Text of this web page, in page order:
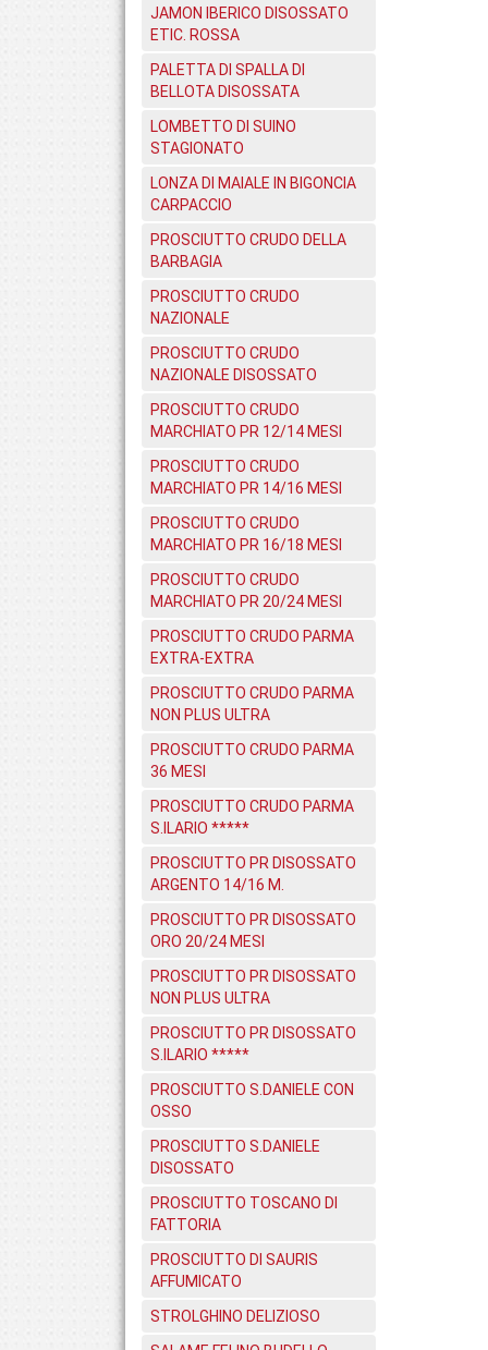
JAMON IBERICO DISOSSATO
ETIC. ROSSA
PALETTA DI SPALLA DI
BELLOTA DISOSSATA
LOMBETTO DI SUINO
STAGIONATO
LONZA DI MAIALE IN BIGONCIA
CARPACCIO
PROSCIUTTO CRUDO DELLA
BARBAGIA
PROSCIUTTO CRUDO
NAZIONALE
PROSCIUTTO CRUDO
NAZIONALE DISOSSATO
PROSCIUTTO CRUDO
MARCHIATO PR 12/14 MESI
PROSCIUTTO CRUDO
MARCHIATO PR 14/16 MESI
PROSCIUTTO CRUDO
MARCHIATO PR 16/18 MESI
PROSCIUTTO CRUDO
MARCHIATO PR 20/24 MESI
PROSCIUTTO CRUDO PARMA
EXTRA-EXTRA
PROSCIUTTO CRUDO PARMA
NON PLUS ULTRA
PROSCIUTTO CRUDO PARMA
36 MESI
PROSCIUTTO CRUDO PARMA
S.ILARIO *****
PROSCIUTTO PR DISOSSATO
ARGENTO 14/16 M.
PROSCIUTTO PR DISOSSATO
ORO 20/24 MESI
PROSCIUTTO PR DISOSSATO
NON PLUS ULTRA
PROSCIUTTO PR DISOSSATO
S.ILARIO *****
PROSCIUTTO S.DANIELE CON
OSSO
PROSCIUTTO S.DANIELE
DISOSSATO
PROSCIUTTO TOSCANO DI
FATTORIA
PROSCIUTTO DI SAURIS
AFFUMICATO
STROLGHINO DELIZIOSO